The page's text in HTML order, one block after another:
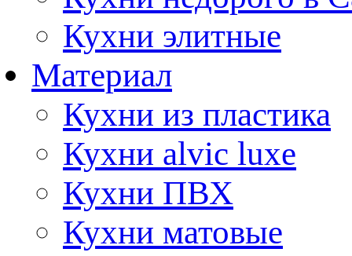
Кухни элитные
Материал
Кухни из пластика
Кухни alvic luxe
Кухни ПВХ
Кухни матовые